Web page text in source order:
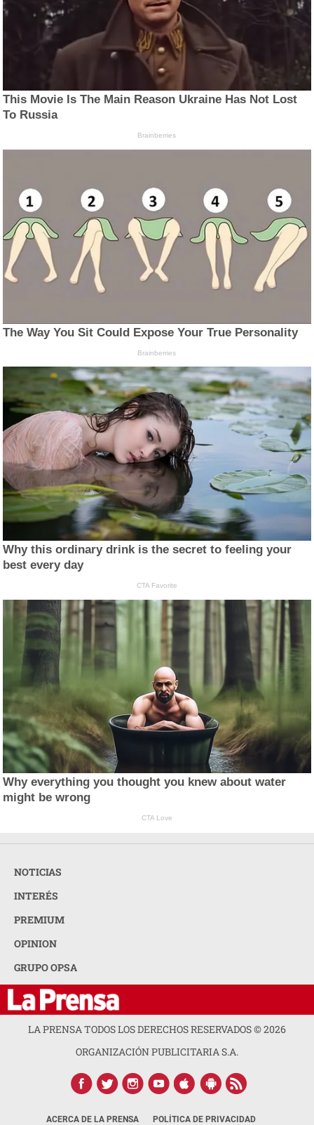
This Movie Is The Main Reason Ukraine Has Not Lost
To Russia
Brainberries
The Way You Sit Could Expose Your True Personality
Brainberries
Why this ordinary drink is the secret to feeling your
best every day
CTA Favorite
Why everything you thought you knew about water
might be wrong
CTA Love
NOTICIAS
INTERÉS
PREMIUM
OPINION
GRUPO OPSA
LA PRENSA TODOS LOS DERECHOS RESERVADOS ©2026
ORGANIZACIÓN PUBLICITARIA S.A.
ACERCA DE LA PRENSA POLÍTICA DE PRIVACIDAD